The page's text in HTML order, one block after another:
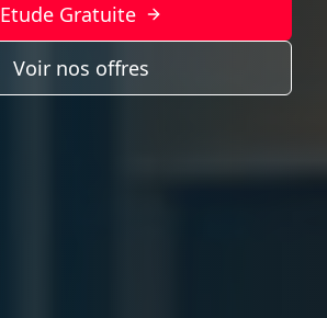
Etude Gratuite
Voir nos offres